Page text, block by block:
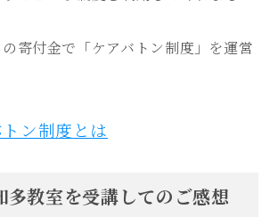
寄付金で「ケアバトン制度」を運営
ン制度とは
多教室を受講してのご感想